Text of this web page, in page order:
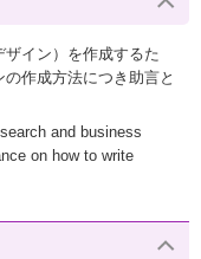
イン）を作成するた
作成方法につき助言と
and business
on how to write